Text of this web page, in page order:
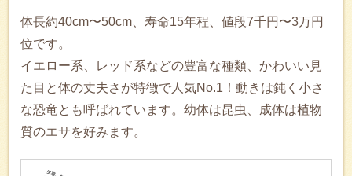
体長約40cm〜50cm、寿命15年程、値段7千円〜3万円
位です。
イエロー系、レッド系などの豊富な種類、かわいい見
た目と体の丈夫さが特徴で人気No.1！動きは鈍く小さ
な恐竜とも呼ばれています。幼体は昆虫、成体は植物
質のエサを好みます。